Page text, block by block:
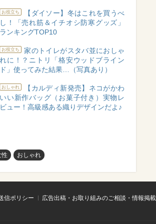
お役立ち
【ダイソー】冬はこれを買うべ
し！「売れ筋＆イチオシ防寒グッズ」
ランキングTOP10
お役立ち
家のトイレがスタバ並におしゃ
れに！？ニトリ「格安ウッドブライン
ド」使ってみた結果…（写真あり）
おしゃれ
【カルディ新発売】ネコがかわ
いい新作バッグ（お菓子付き）実物レ
ビュー！高級感ある織りデザインだよ♪
性 おしゃれ
信ポリシー
広告出稿・お取り組みのご相談・情報掲